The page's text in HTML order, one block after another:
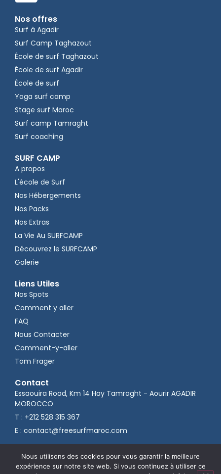
Nos offres
Surf à Agadir
Surf Camp Taghazout
École de surf Taghazout
École de surf Agadir
École de surf
Yoga surf camp
Stage surf Maroc
Surf camp Tamraght
Surf coaching
SURF CAMP
A propos
L'école de Surf
Nos Hébergements
Nos Packs
Nos Extras
La Vie Au SURFCAMP
Découvrez le SURFCAMP
Galerie
Liens Utiles
Nos Spots
Comment y aller
FAQ
Nous Contacter
Comment-y-aller
Tom Frager
Contact
Essaouira Road, Km 14 Hay Tamraght - Aourir AGADIR
MOROCCO
T : +212 528 315 367
E : contact@freesurfmaroc.com
Développement & Référencement naturel par VIIXDIGITAL
Nous utilisons des cookies pour vous garantir la meilleure
expérience sur notre site web. Si vous continuez à utiliser ce